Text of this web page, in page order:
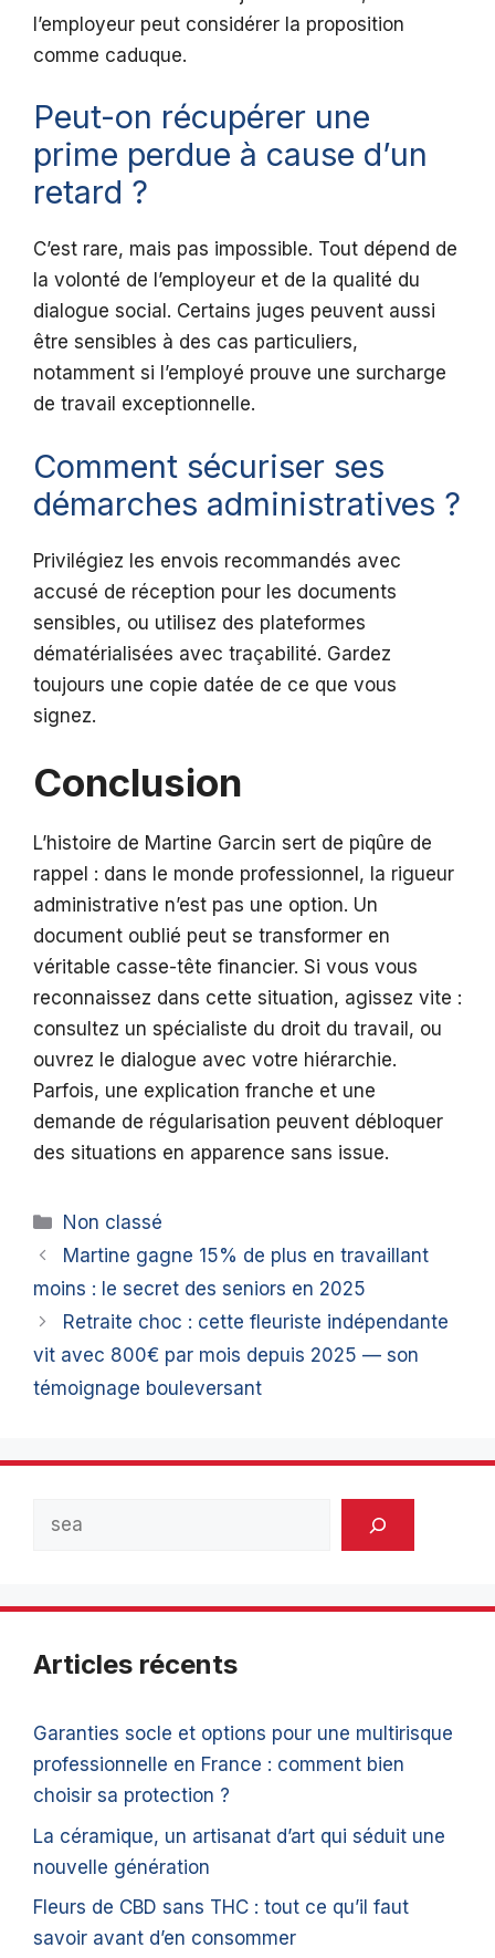
l’employeur peut considérer la proposition
comme caduque.
Peut-on récupérer une
prime perdue à cause d’un
retard ?
C’est rare, mais pas impossible. Tout dépend de
la volonté de l’employeur et de la qualité du
dialogue social. Certains juges peuvent aussi
être sensibles à des cas particuliers,
notamment si l’employé prouve une surcharge
de travail exceptionnelle.
Comment sécuriser ses
démarches administratives ?
Privilégiez les envois recommandés avec
accusé de réception pour les documents
sensibles, ou utilisez des plateformes
dématérialisées avec traçabilité. Gardez
toujours une copie datée de ce que vous
signez.
Conclusion
L’histoire de Martine Garcin sert de piqûre de
rappel : dans le monde professionnel, la rigueur
administrative n’est pas une option. Un
document oublié peut se transformer en
véritable casse-tête financier. Si vous vous
reconnaissez dans cette situation, agissez vite :
consultez un spécialiste du droit du travail, ou
ouvrez le dialogue avec votre hiérarchie.
Parfois, une explication franche et une
demande de régularisation peuvent débloquer
des situations en apparence sans issue.
Catégories
Non classé
Martine gagne 15% de plus en travaillant
moins : le secret des seniors en 2025
Retraite choc : cette fleuriste indépendante
vit avec 800€ par mois depuis 2025 — son
témoignage bouleversant
Articles récents
Garanties socle et options pour une multirisque
professionnelle en France : comment bien
choisir sa protection ?
La céramique, un artisanat d’art qui séduit une
nouvelle génération
Fleurs de CBD sans THC : tout ce qu’il faut
savoir avant d’en consommer